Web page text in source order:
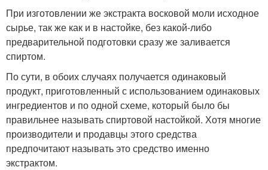
При изготовлении же экстракта восковой моли исходное
сырье, так же как и в настойке, без какой-либо
предварительной подготовки сразу же заливается
спиртом.
По сути, в обоих случаях получается одинаковый
продукт, приготовленный с использованием одинаковых
ингредиентов и по одной схеме, который было бы
правильнее называть спиртовой настойкой. Хотя многие
производители и продавцы этого средства
предпочитают называть это средство именно
экстрактом.